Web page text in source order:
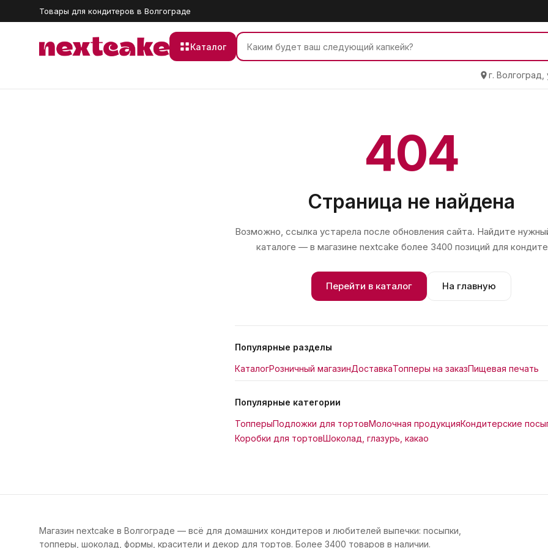
Товары для кондитеров в Волгограде
Каталог
г.
404
Страница не найдена
Возможно, ссылка устарела после обновления сайта. Найдите
каталоге — в магазине nextcake более 3400 позиций для
Перейти в каталог На главную
Популярные разделы
КаталогРозничный магазинДоставкаТопперы на заказПищевая печать
Популярные категории
ТопперыПодложки для тортовМолочная продукцияКондитерские
Коробки для тортовШоколад, глазурь, какао
Магазин nextcake в Волгограде — всё для домашних кондитеров и любителей выпечки: посыпки,
топперы, шоколад, формы, красители и декор для тортов. Более 3400 товаров в наличии.